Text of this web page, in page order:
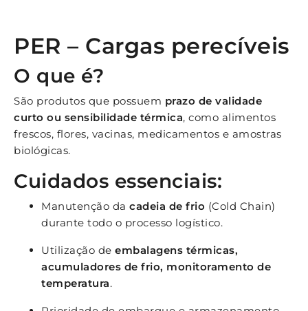
PER – Cargas perecíveis
O que é?
São produtos que possuem prazo de validade
curto ou sensibilidade térmica, como alimentos
frescos, flores, vacinas, medicamentos e amostras
biológicas.
Cuidados essenciais:
Manutenção da cadeia de frio (Cold Chain)
durante todo o processo logístico.
Utilização de embalagens térmicas,
acumuladores de frio, monitoramento de
temperatura.